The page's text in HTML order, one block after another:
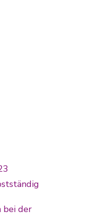
bei der